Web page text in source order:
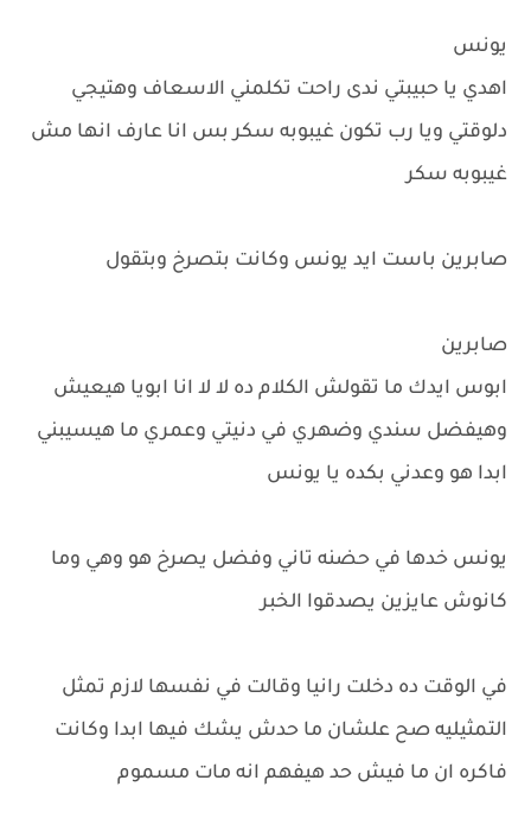
يونس
اهدي يا حبيبتي ندى راحت تكلمني الاسعاف وهتيجي
دلوقتي ويا رب تكون غيبوبه سكر بس انا عارف انها مش
غيبوبه سكر
صابرين باست ايد يونس وكانت بتصرخ وبتقول
صابرين
ابوس ايدك ما تقولش الكلام ده لا لا انا ابويا هيعيش
وهيفضل سندي وضهري في دنيتي وعمري ما هيسيبني
ابدا هو وعدني بكده يا يونس
يونس خدها في حضنه تاني وفضل يصرخ هو وهي وما
كانوش عايزين يصدقوا الخبر
في الوقت ده دخلت رانيا وقالت في نفسها لازم تمثل
التمثيليه صح علشان ما حدش يشك فيها ابدا وكانت
فاكره ان ما فيش حد هيفهم انه مات مسموم